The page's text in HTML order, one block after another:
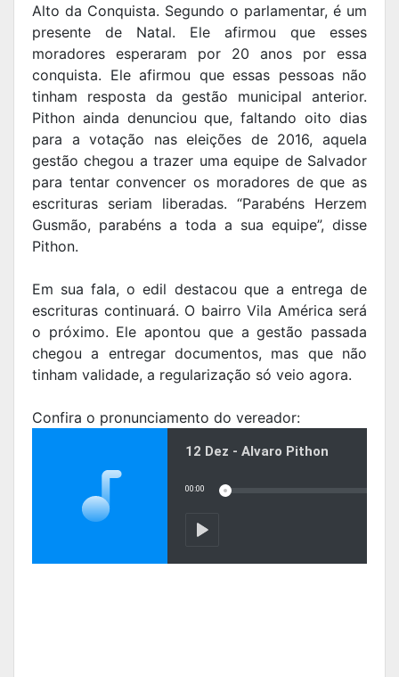
Alto da Conquista. Segundo o parlamentar, é um
presente de Natal. Ele afirmou que esses
moradores esperaram por 20 anos por essa
conquista. Ele afirmou que essas pessoas não
tinham resposta da gestão municipal anterior.
Pithon ainda denunciou que, faltando oito dias
para a votação nas eleições de 2016, aquela
gestão chegou a trazer uma equipe de Salvador
para tentar convencer os moradores de que as
escrituras seriam liberadas. “Parabéns Herzem
Gusmão, parabéns a toda a sua equipe”, disse
Pithon.
Em sua fala, o edil destacou que a entrega de
escrituras continuará. O bairro Vila América será
o próximo. Ele apontou que a gestão passada
chegou a entregar documentos, mas que não
tinham validade, a regularização só veio agora.
Confira o pronunciamento do vereador: